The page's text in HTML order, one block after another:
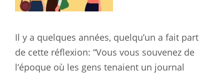
Il y a quelques années, quelqu’un a fait part
de cette réflexion: “Vous vous souvenez de
l’époque où les gens tenaient un journal